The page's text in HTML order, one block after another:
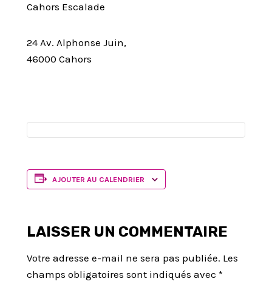
Cahors Escalade
24 Av. Alphonse Juin,
46000 Cahors
AJOUTER AU CALENDRIER
LAISSER UN COMMENTAIRE
Votre adresse e-mail ne sera pas publiée. Les
champs obligatoires sont indiqués avec *